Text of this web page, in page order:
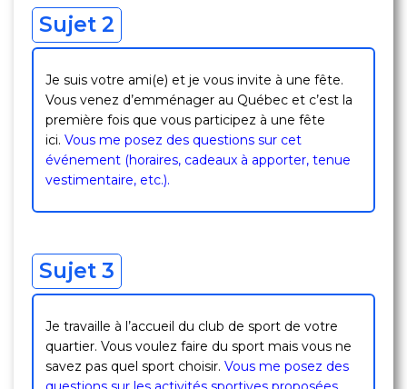
Sujet 2
Je suis votre ami(e) et je vous invite à une fête.
Vous venez d’emménager au Québec et c’est la
première fois que vous participez à une fête
ici. Vous me posez des questions sur cet
événement (horaires, cadeaux à apporter, tenue
vestimentaire, etc.).
Sujet 3
Je travaille à l’accueil du club de sport de votre
quartier. Vous voulez faire du sport mais vous ne
savez pas quel sport choisir. Vous me posez des